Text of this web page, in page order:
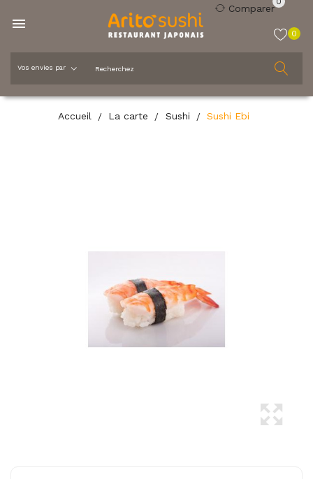

Comparer
0
Accueil La carte Sushi Sushi Ebi